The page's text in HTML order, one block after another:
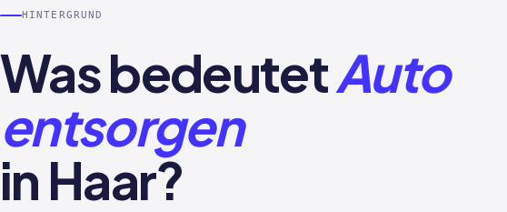
HINTERGRUND
Was bedeutetAuto
entsorgen
in Haar?